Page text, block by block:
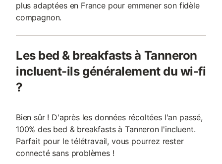
plus adaptées en France pour emmener son fidèle
compagnon.
Les bed & breakfasts à Tanneron
incluent-ils généralement du wi-fi
?
Bien sûr ! D'après les données récoltées l'an passé,
100% des bed & breakfasts à Tanneron l'incluent.
Parfait pour le télétravail, vous pourrez rester
connecté sans problèmes !